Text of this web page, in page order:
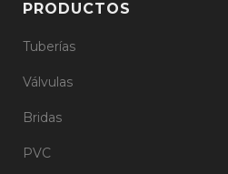
PRODUCTOS
Tuberías
Válvulas
Bridas
PVC